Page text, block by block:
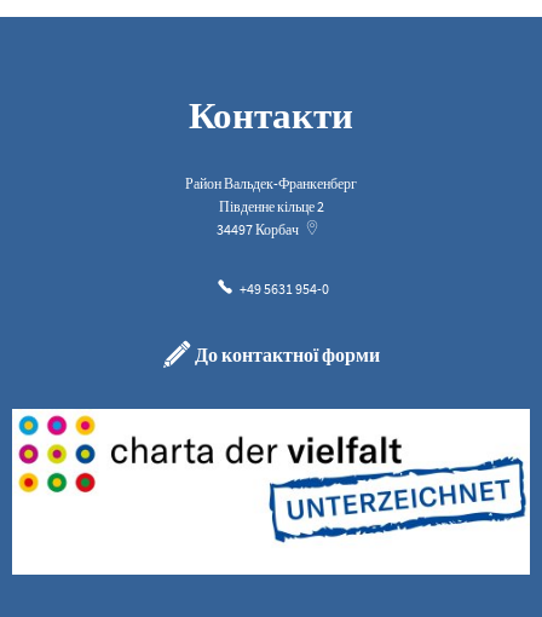
Контакти
Район Вальдек-Франкенберг
Південне кільце 2
34497Корбач
+49 5631 954-0
До контактної форми